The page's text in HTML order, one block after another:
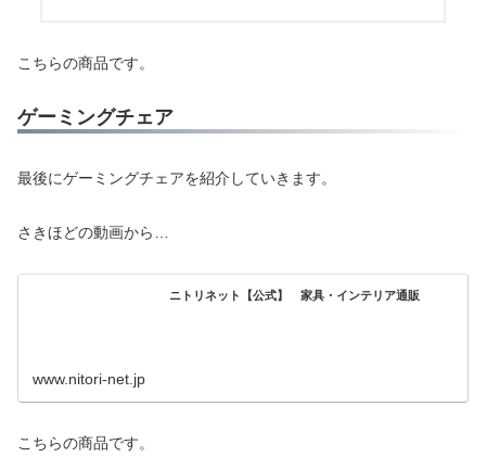
こちらの商品です。
ゲーミングチェア
最後にゲーミングチェアを紹介していきます。
さきほどの動画から…
ニトリネット【公式】 家具・インテリア通販
www.nitori-net.jp
こちらの商品です。